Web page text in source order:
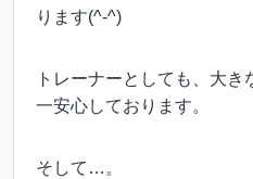
ります(^-^)
トレーナーとしても、大
一安心しております。
そして…。